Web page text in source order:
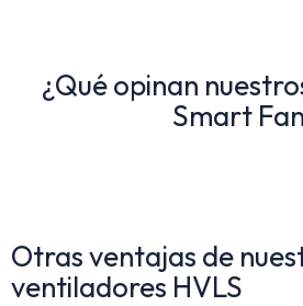
¿Qué opinan
Smart
Otras ventajas de
ventiladores HVLS